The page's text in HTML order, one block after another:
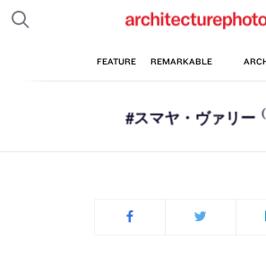
#スマヤ・ヴァリー